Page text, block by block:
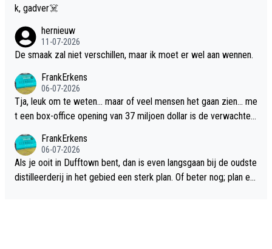
k, gadver☠️
hernieuw
11-07-2026
De smaak zal niet verschillen, maar ik moet er wel aan wennen.
FrankErkens
06-07-2026
Tja, leuk om te weten... maar of veel mensen het gaan zien... me
t een box-office opening van 37 miljoen dollar is de verwachte
FrankErkens
06-07-2026
Als je ooit in Dufftown bent, dan is even langsgaan bij de oudste
distilleerderij in het gebied een sterk plan. Of beter nog; plan ee